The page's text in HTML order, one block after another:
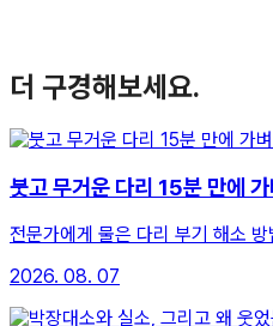
더 구경해보세요.
붓고 무거운 다리 15분 만에
전문가에게 물은 다리 부기 해소
2026. 08. 07